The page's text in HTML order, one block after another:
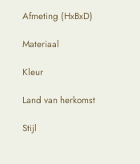
Afmeting (HxBxD)
Materiaal
Kleur
Land van herkomst
Stijl